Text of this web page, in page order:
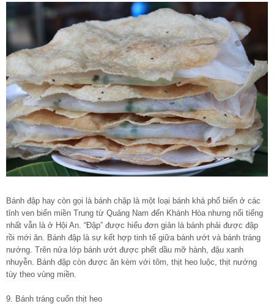
Bánh đập hay còn gọi là bánh chập là một loại bánh khá phổ biến ở các
tỉnh ven biển miền Trung từ Quảng Nam đến Khánh Hòa nhưng nổi tiếng
nhất vẫn là ở Hội An. “Đập” được hiểu đơn giản là bánh phải được đập
rồi mới ăn. Bánh đập là sự kết hợp tinh tế giữa bánh ướt và bánh tráng
nướng. Trên nửa lớp bánh ướt được phết dầu mỡ hành, đậu xanh
nhuyễn. Bánh đập còn được ăn kèm với tôm, thịt heo luộc, thịt nướng
tùy theo vùng miền.
9. Bánh tráng cuốn thịt heo